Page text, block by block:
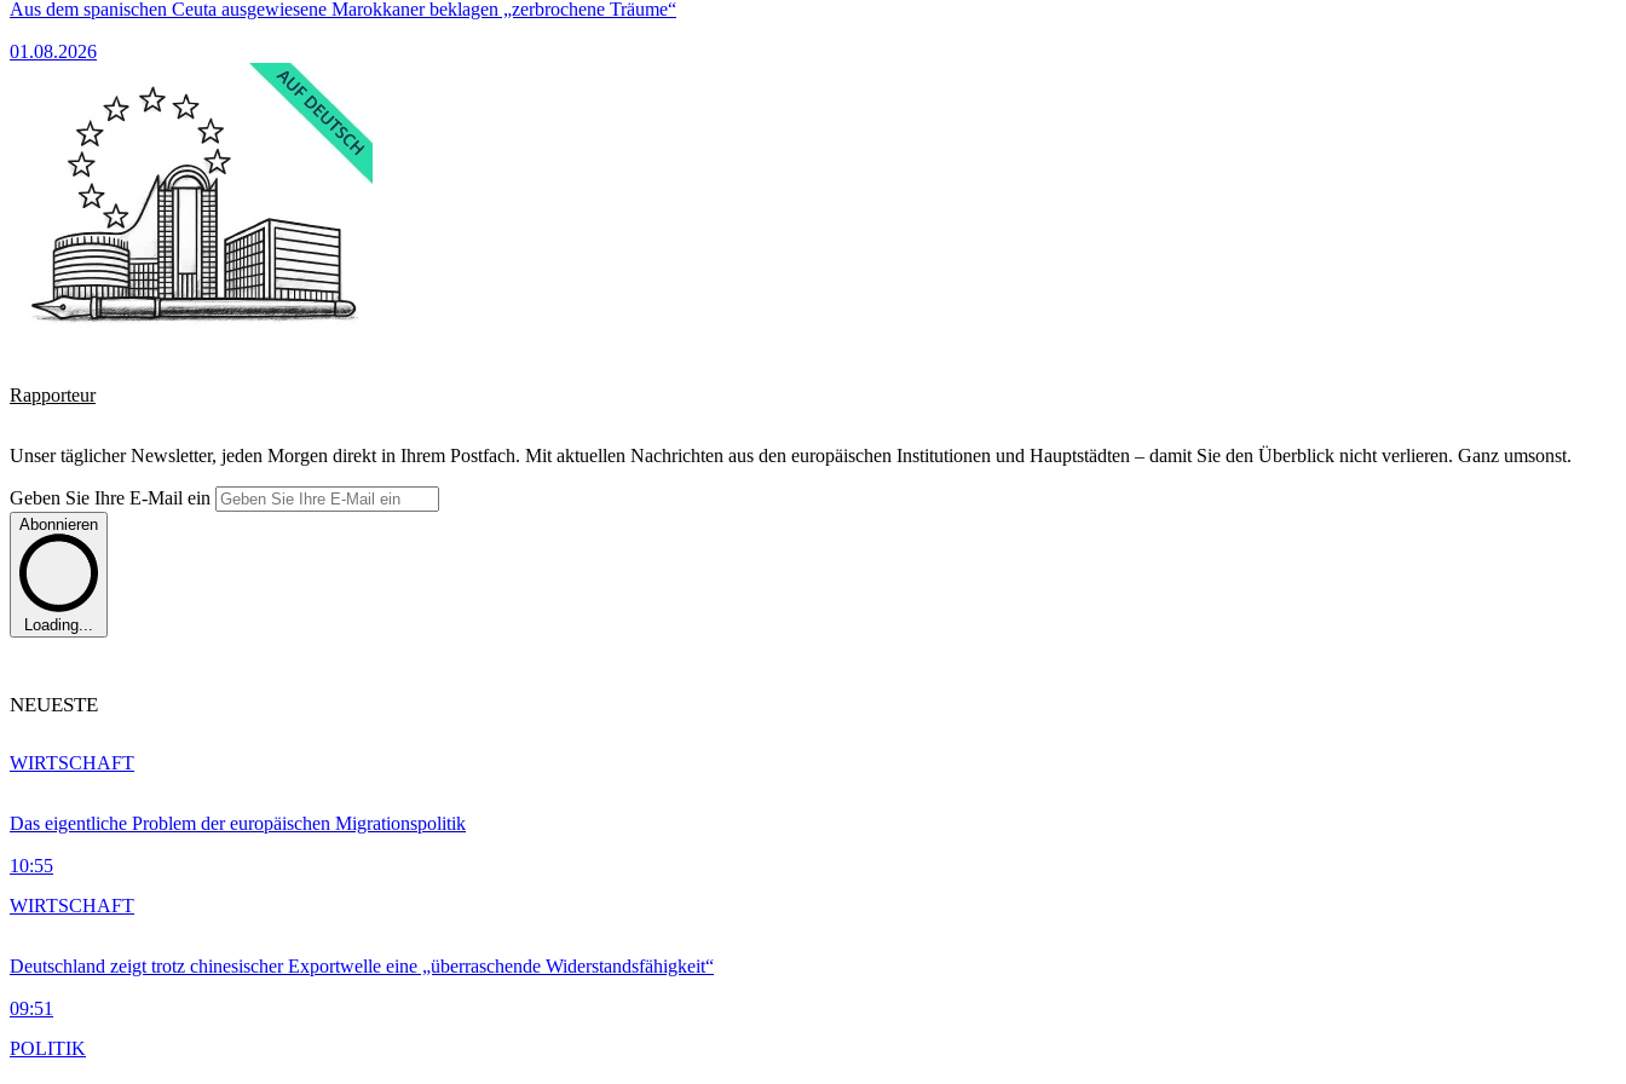
Aus dem spanischen Ceuta ausgewiesene Marokkaner beklagen „zerbrochene Träume“
01.08.2026
Rapporteur
Unser täglicher Newsletter, jeden Morgen direkt in Ihrem Postfach. Mit aktuellen Nachrichten aus den europäischen Institutionen und Hauptstädten – damit Sie den Überblick nicht verlieren. Ganz umsonst.
Geben Sie Ihre E-Mail ein
Abonnieren
Loading...
NEUESTE
Das eigentliche Problem der europäischen Migrationspolitik
10:55
WIRTSCHAFT
Deutschland zeigt trotz chinesischer Exportwelle eine „überraschende Widerstandsfähigkeit“
09:51
WIRTSCHAFT
POLITIK